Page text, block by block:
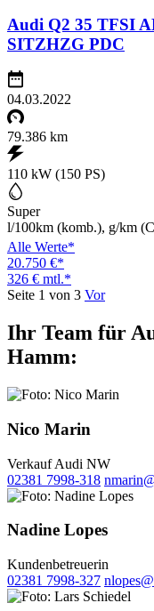
Audi Q2 35 TFSI
SITZHZG PDC
04.03.2022
79.386 km
110 kW (150 PS)
Super
l/100km (komb.), g/km
Alle Werte*
20.750 €*
326 € mtl.*
Seite 1 von 3 Vor
Ihr Team für
Hamm:
Nico Marin
Verkauf Audi NW
02381 7998-318
Nadine Lopes
Kundenbetreuerin
02381 7998-327